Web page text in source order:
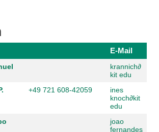
E-Mail
krannich∂
kit edu
+49 721 608-42059
ines
knoch∂kit
edu
joao
fernandes